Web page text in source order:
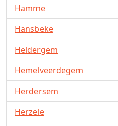
Hamme
Hansbeke
Heldergem
Hemelveerdegem
Herdersem
Herzele